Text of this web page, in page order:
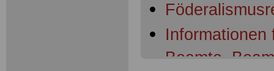
Informationen
Beamte,